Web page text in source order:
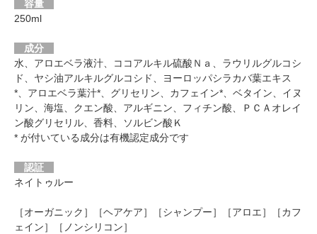
容量
250ml
成分
水、アロエベラ液汁、ココアルキル硫酸Ｎａ、ラウリルグルコシ
ド、ヤシ油アルキルグルコシド、ヨーロッパシラカバ葉エキス
*、アロエベラ葉汁*、グリセリン、カフェイン*、ベタイン、イヌ
リン、海塩、クエン酸、アルギニン、フィチン酸、ＰＣＡオレイ
ン酸グリセリル、香料、ソルビン酸Ｋ
* が付いている成分は有機認定成分です
認証
ネイトゥルー
［オーガニック］［ヘアケア］［シャンプー］［アロエ］［カフ
ェイン］［ノンシリコン］